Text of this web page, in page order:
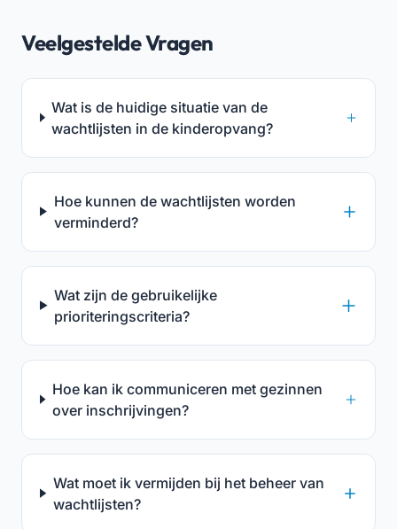
Veelgestelde Vragen
Wat is de huidige situatie van de
wachtlijsten in de kinderopvang?
Hoe kunnen de wachtlijsten worden
verminderd?
Wat zijn de gebruikelijke
prioriteringscriteria?
Hoe kan ik communiceren met gezinnen
over inschrijvingen?
Wat moet ik vermijden bij het beheer van
wachtlijsten?